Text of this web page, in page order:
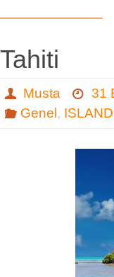
Tahiti
Musta
31
Genel ,